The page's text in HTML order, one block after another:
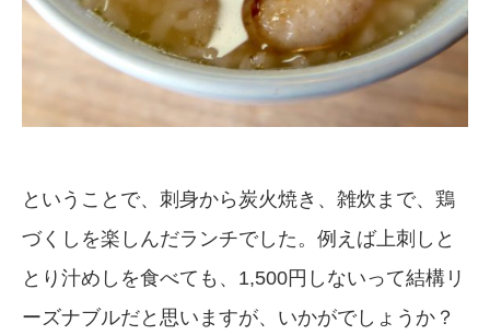
ということで、刺身から炭火焼き、雑炊まで、鶏
づくしを楽しんだランチでした。例えば上刺しと
とり汁めしを食べても、1,500円しないって結構リ
ーズナブルだと思いますが、いかがでしょうか？